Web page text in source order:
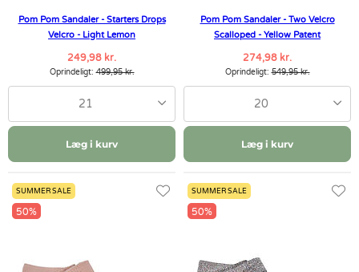
Pom Pom Sandaler - Starters Drops
Velcro - Light Lemon
249,98 kr.
Oprindeligt:499,95 kr.
21
Læg i kurv
Pom Pom Sandaler - Two Velcro
Scalloped - Yellow Patent
274,98 kr.
Oprindeligt:549,95 kr.
20
Læg i kurv
SUMMER SALE
50%
SUMMER SALE
50%